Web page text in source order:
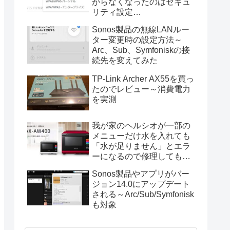
リティ設定
Sonos製品の無線LANルー
ター変更時の設定方法～
Arc、Sub、Symfoniskの接
続先を変えてみた
TP-Link Archer AX55を買っ
たのでレビュー～消費電力
を実測
我が家のヘルシオが一部の
メニューだけ水を入れても
「水が足りません」とエラ
ーになるので修理してもら
Sonos製品やアプリがバー
ジョン14.0にアップデート
される～Arc/Sub/Symfonisk
も対象